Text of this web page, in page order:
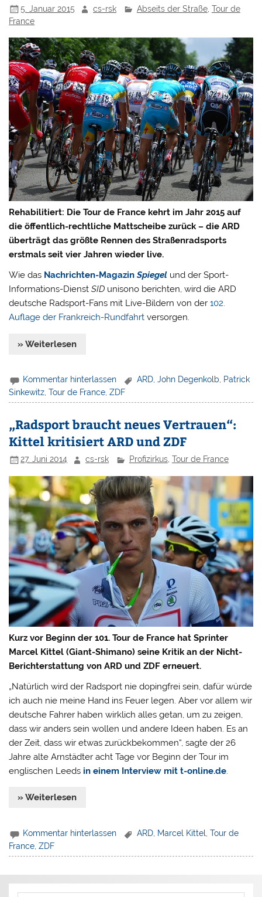
5. Januar 2015 cs-rsk Abseits der Straße, Tour de
France
Rehabilitiert: Die Tour de France kehrt im Jahr 2015 auf
die öffentlich-rechtliche Mattscheibe zurück – die ARD
überträgt das größte Rennen des Straßenradsports
erstmals seit vier Jahren wieder live.
Wie das Nachrichten-MagazinSpiegel und der Sport-
Informations-DienstSID unisono berichten, wird die ARD
deutsche Radsport-Fans mit Live-Bildern von der102.
Auflage der Frankreich-Rundfahrt versorgen.
» Weiterlesen
Kommentar hinterlassen ARD,John Degenkolb, Patrick
Sinkewitz ,Tour de France ,ZDF
„Radsport braucht neues Vertrauen“:
Kittel kritisiert ARD und ZDF
27. Juni 2014 cs-rsk Profizirkus, Tour de France
Kurz vor Beginn der 101. Tour de France hat Sprinter
Marcel Kittel (Giant-Shimano) seine Kritik an der Nicht-
Berichterstattung von ARD und ZDF erneuert.
„Natürlich wird der Radsport nie dopingfrei sein, dafür würde
ich auch nie meine Hand ins Feuer legen. Aber vor allem wir
deutsche Fahrer haben wirklich alles getan, um zu zeigen,
dass wir anders sein wollen und andere Ideen haben. Es an
der Zeit, dass wir etwas zurückbekommen“, sagte der 26
Jahre alte Arnstädter acht Tage vor Beginn der Tour im
englischen Leeds in einem Interview mit t-online.de.
» Weiterlesen
Kommentar hinterlassen ARD Marcel Kittel ,Tour de
France ,ZDF